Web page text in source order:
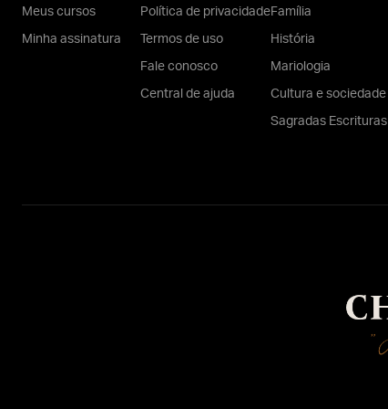
Meus cursos
Minha assinatura
Política de privacidade
Termos de uso
Fale conosco
Central de ajuda
Família
História
Mariologia
Cultura e sociedade
Sagradas Escrituras